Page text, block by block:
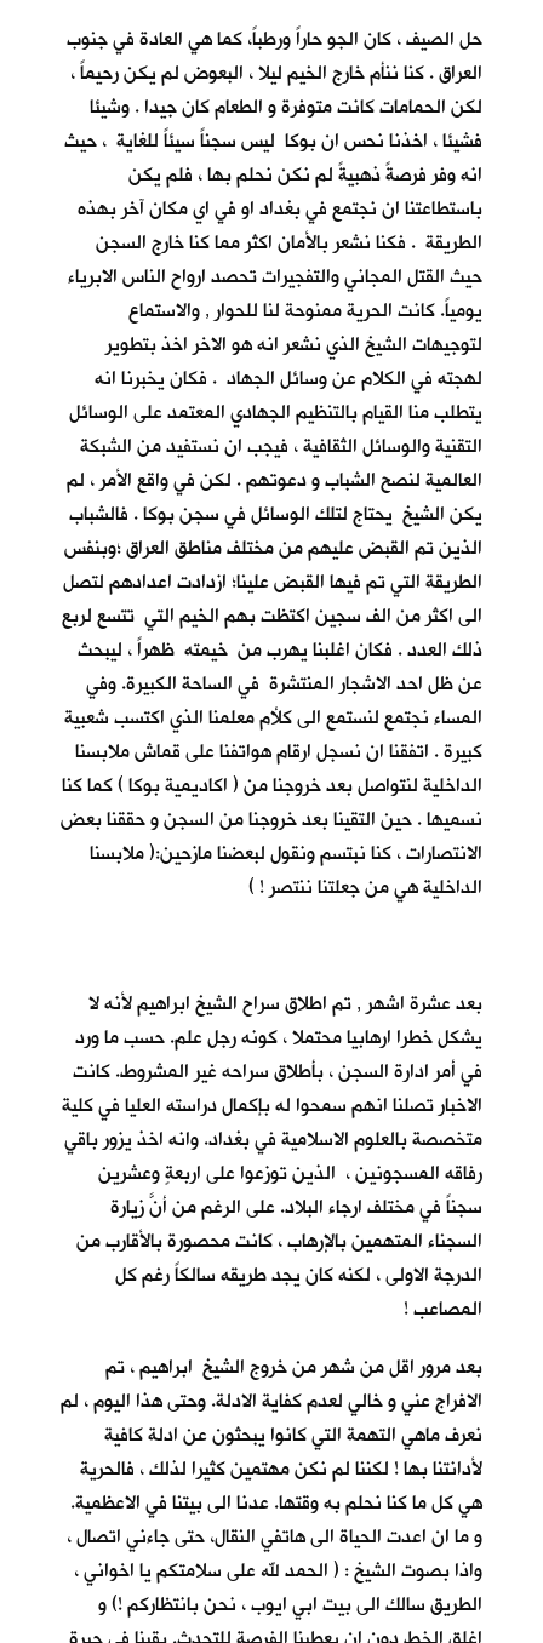
حل الصيف ، كان الجو حاراً ورطباً، كما هي العادة في جنوب
العراق . كنا ننأم خارج الخيم ليلا ، البعوض لم يكن رحيماً ،
لكن الحمامات كانت متوفرة و الطعام كان جيدا . وشيئا
فشيئا ، اخذنا نحس ان بوكا ليس سجناً سيئاً للغاية ، حيث
انه وفر فرصةً ذهبيةً لم نكن نحلم بها ، فلم يكن
باستطاعتنا ان نجتمع في بغداد او في اي مكان آخر بهذه
الطريقة . فكنا نشعر بالأمان اكثر مما كنا خارج السجن
حيث القتل المجاني والتفجيرات تحصد ارواح الناس الابرياء
يومياً. كانت الحرية ممنوحة لنا للحوار , والاستماع
لتوجيهات الشيخ الذي نشعر انه هو الاخر اخذ بتطوير
لهجته في الكلام عن وسائل الجهاد . فكان يخبرنا انه
يتطلب منا القيام بالتنظيم الجهادي المعتمد على الوسائل
التقنية والوسائل الثقافية ، فيجب ان نستفيد من الشبكة
العالمية لنصح الشباب و دعوتهم . لكن في واقع الأمر ، لم
يكن الشيخ يحتاج لتلك الوسائل في سجن بوكا . فالشباب
الذين تم القبض عليهم من مختلف مناطق العراق ؛وبنفس
الطريقة التي تم فيها القبض علينا؛ ازدادت اعدادهم لتصل
الى اكثر من الف سجين اكتظت بهم الخيم التي تتسع لربع
ذلك العدد . فكان اغلبنا يهرب من خيمته ظهراً ، ليبحث
عن ظل احد الاشجار المنتشرة في الساحة الكبيرة. وفي
المساء نجتمع لنستمع الى كلأم معلمنا الذي اكتسب شعبية
كبيرة . اتفقنا ان نسجل ارقام هواتفنا على قماش ملابسنا
الداخلية لنتواصل بعد خروجنا من ( اكاديمية بوكا ) كما كنا
نسميها . حين التقينا بعد خروجنا من السجن و حققنا بعض
الانتصارات ، كنا نبتسم ونقول لبعضنا مازحين:( ملابسنا
الداخلية هي من جعلتنا ننتصر ! )
بعد عشرة اشهر , تم اطلاق سراح الشيخ ابراهيم لأنه لا
يشكل خطرا ارهابيا محتملا ، كونه رجل علم. حسب ما ورد
في أمر ادارة السجن ، بأطلاق سراحه غير المشروط. كانت
الاخبار تصلنا انهم سمحوا له بإكمال دراسته العليا في كلية
متخصصة بالعلوم الاسلامية في بغداد. وانه اخذ يزور باقي
رفاقه المسجونين ، الذين توزعوا على اربعةٍ وعشرين
سجناً في مختلف ارجاء البلاد. على الرغم من أنَّ زيارة
السجناء المتهمين بالإرهاب ، كانت محصورة بالأقارب من
الدرجة الاولى ، لكنه كان يجد طريقه سالكاً رغم كل
المصاعب !
بعد مرور اقل من شهر من خروج الشيخ ابراهيم ، تم
الافراج عني و خالي لعدم كفاية الادلة. وحتى هذا اليوم ، لم
نعرف ماهي التهمة التي كانوا يبحثون عن ادلة كافية
لأدانتنا بها ! لكننا لم نكن مهتمين كثيرا لذلك ، فالحرية
هي كل ما كنا نحلم به وقتها. عدنا الى بيتنا في الاعظمية.
و ما ان اعدت الحياة الى هاتفي النقال، حتى جاءني اتصال ،
واذا بصوت الشيخ : ( الحمد لله على سلامتكم يا اخواني ،
الطريق سالك الى بيت ابي ايوب ، نحن بانتظاركم !) و